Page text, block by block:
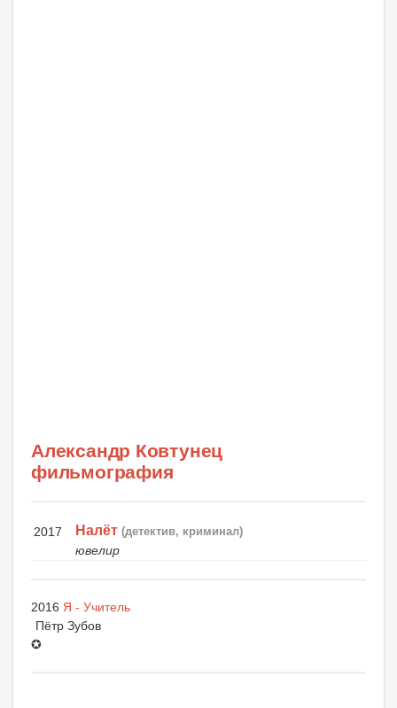
Александр Ковтунец
фильмография
2017 Налёт (детектив, криминал)
ювелир
2016 Я - Учитель
Пётр Зубов
✪